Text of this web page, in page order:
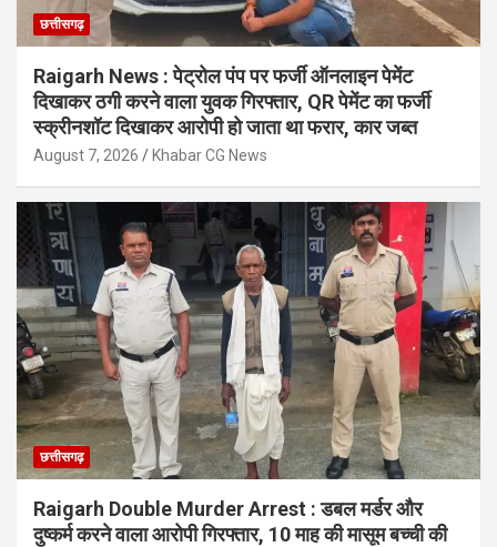
छत्तीसगढ़
Raigarh News : पेट्रोल पंप पर फर्जी ऑनलाइन पेमेंट
दिखाकर ठगी करने वाला युवक गिरफ्तार, QR पेमेंट का फर्जी
स्क्रीनशॉट दिखाकर आरोपी हो जाता था फरार, कार जब्त
August 7, 2026 Khabar CG News
छत्तीसगढ़
Raigarh Double Murder Arrest : डबल मर्डर और
दुष्कर्म करने वाला आरोपी गिरफ्तार, 10 माह की मासूम बच्ची की